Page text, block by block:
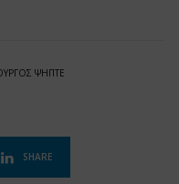
ΨΗΠΤΕ
SHARE